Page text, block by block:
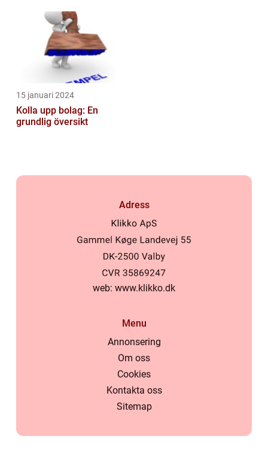
15 januari 2024
Kolla upp bolag: En
grundlig översikt
Adress
web: www.klikko.dk
Menu
Annonsering
Om oss
Cookies
Kontakta oss
Sitemap